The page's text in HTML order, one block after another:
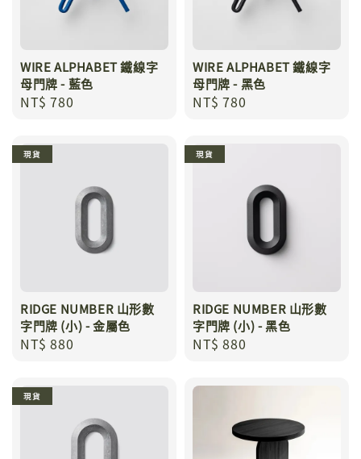
WIRE ALPHABET 鐵線字
母門牌 - 藍色
Regular
NT$ 780
WIRE ALPHABET 鐵線字
母門牌 - 黑色
Regular
NT$ 780
現貨
RIDGE NUMBER 山形數
字門牌 (小) - 金屬色
Regular
NT$ 880
現貨
RIDGE NUMBER 山形數
字門牌 (小) - 黑色
Regular
NT$ 880
現貨